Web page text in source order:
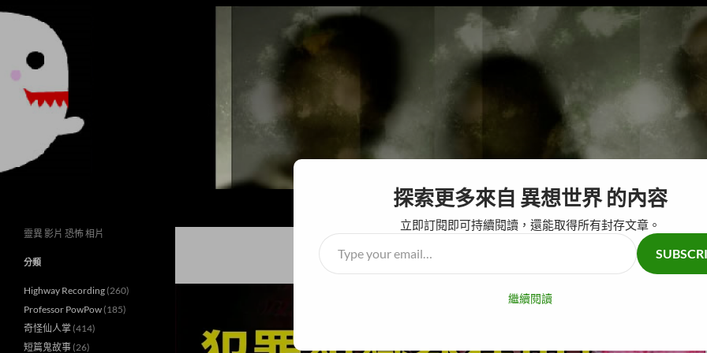
跳至主要內容
奇怪仙人掌
靈異 影片 恐怖 相片
分類
Highway Recording (260)
Professor PowPow (185)
奇怪仙人掌 (414)
短篇鬼故事 (26)
探索更多來自 異想世界 的內容
立即訂閱即可持續閱讀，還能取得所有封存文章。
Type
your
email…
繼續閱讀